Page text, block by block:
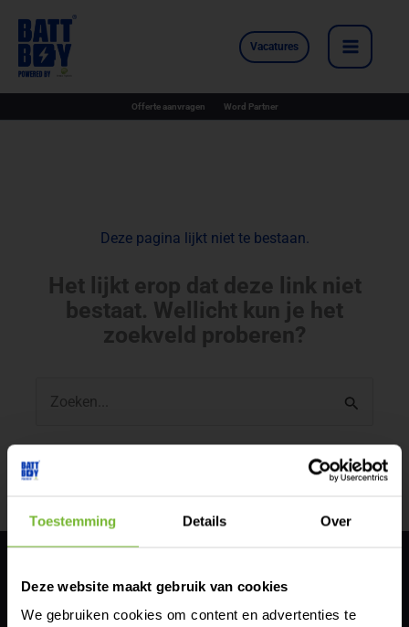
Toestemming Details Over
Deze website maakt gebruik van cookies
We gebruiken cookies om content en advertenties te
naar
Vacatures
Offerte aanvragen Word Partner
Deze pagina lijkt niet te bestaan.
Het lijkt erop dat deze link niet
bestaat. Wellicht kun je het
zoekveld proberen?
Zoek
Tijdelijk extra
vermogen nodig?